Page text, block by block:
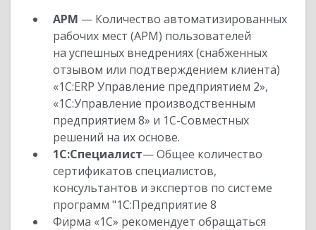
АРМ — Количество автоматизированных
рабочих мест (АРМ) пользователей
на успешных внедрениях (снабженных
отзывом или подтверждением клиента)
«1С:ERP Управление предприятием 2»,
«1С:Управление производственным
предприятием 8» и 1С-Совместных
решений на их основе.
1С:Специалист— Общее количество
сертификатов специалистов,
консультантов и экспертов по системе
программ "1С:Предприятие 8
Фирма «1С» рекомендует обращаться